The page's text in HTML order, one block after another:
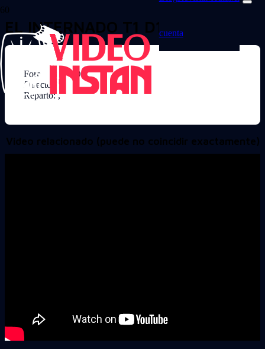
cuenta
EL INTERNADO T1 D1
Formato: DVD
Director:
Reparto: ,
Video relacionado (puede no coincidir exactamente)